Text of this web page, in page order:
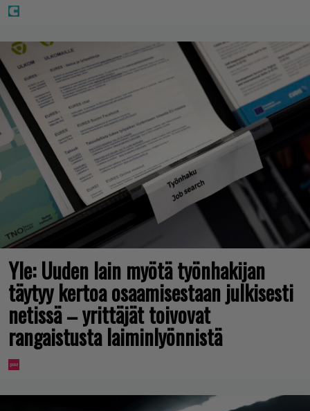
Yle: Uuden lain myötä työnhakijan
täytyy kertoa osaamisestaan julkisesti
netissä – yrittäjät toivovat
rangaistusta laiminlyönnistä